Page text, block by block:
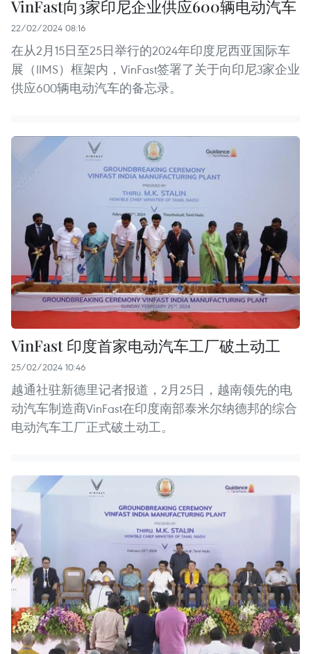
VinFast向3家印尼企业供应600辆电动汽车
22/02/2024 08:16
在从2月15日至25日举行的2024年印度尼西亚国际车
展（IIMS）框架内，VinFast签署了关于向印尼3家企业
供应600辆电动汽车的备忘录。
VinFast 印度首家电动汽车工厂破土动工
25/02/2024 10:46
越通社驻新德里记者报道，2月25日，越南领先的电
动汽车制造商VinFast在印度南部泰米尔纳德邦的综合
电动汽车工厂正式破土动工。